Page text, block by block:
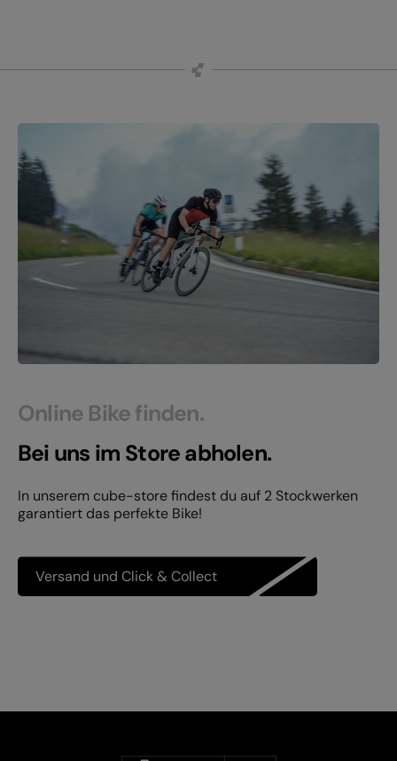
Online Bike finden.
Bei uns im Store abholen.
In unserem cube-store findest du auf 2 Stockwerken
garantiert das perfekte Bike!
Versand und Click & Collect